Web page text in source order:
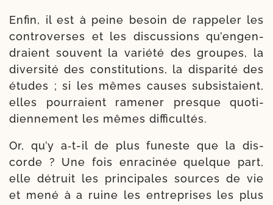
Enfin, il est à peine besoin de rap­pe­ler les
contro­verses et les dis­cussions qu’en­gen­
draient sou­vent la varié­té des groupes, la
diver­sité des consti­tu­tions, la dis­pa­ri­té des
études ; si les mêmes causes sub­sis­taient,
elles pour­raient rame­ner presque quo­ti­
dien­ne­ment les mêmes difficultés.
Or, qu’y a‑t-​il de plus funeste que la dis­
corde ? Une fois enra­ci­née quelque part,
elle détruit les prin­ci­pales sources de vie
et mené à a ruine les entre­prises les plus